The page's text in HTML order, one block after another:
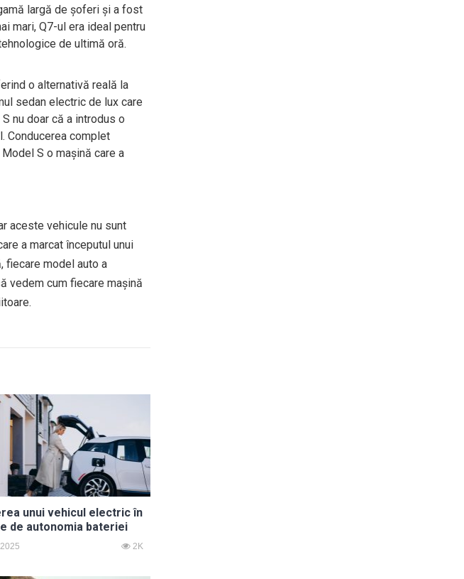
largă de șoferi și a fost
mari, Q7-ul era ideal pentru
de ultimă oră.
o alternativă reală la
sedan electric de lux care
nu doar că a introdus o
Conducerea complet
S o mașină care a
aceste vehicule nu sunt
a marcat începutul unui
fiecare model auto a
vedem cum fiecare mașină
unui vehicul electric în
de autonomia bateriei
2K